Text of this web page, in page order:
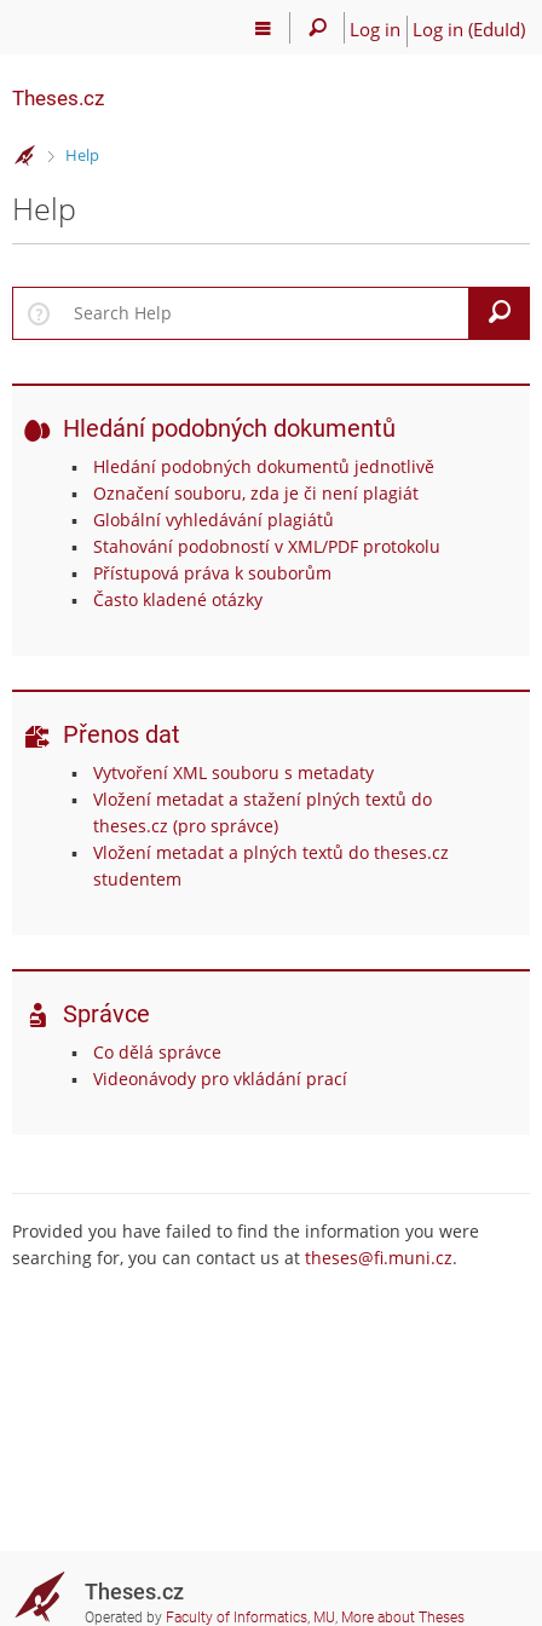
Log in Log in (EduId)
Theses.cz
>Help
Help
Hledání podobných dokumentů
Hledání podobných dokumentů jednotlivě
Označení souboru, zda je či není plagiát
Globální vyhledávání plagiátů
Stahování podobností v XML/PDF protokolu
Přístupová práva k souborům
Často kladené otázky
Přenos dat
Vytvoření XML souboru s metadaty
Vložení metadat a stažení plných textů do
theses.cz (pro správce)
Vložení metadat a plných textů do theses.cz
studentem
Správce
Co dělá správce
Videonávody pro vkládání prací
Provided you have failed to find the information you were
searching for, you can contact us at theses@fi.muni.cz.
Theses.cz
Operated by Faculty of Informatics, MU, More about Theses